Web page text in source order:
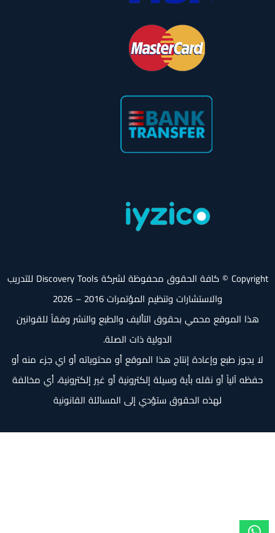
Copyright © كافة الحقوق محفوظة لشركة Discovery Tools للتدريب
والاستشارات وتنظيم المؤتمرات 2016 – 2026
هذا الموقع محمي بحقوق التأليف والطبع والنشر وفقاً للقوانين
الدولية ذات الصلة.
لا يجوز طبع وإعادة إنتاج هذا الموقع أو محتوياته أو اي جزء منه أو
حفظه آلياً أو نقله بأية وسيلة إلكترونية أو غير إلكترونية، أي مخالفة
لهذه الحقوق ستؤدي إلى المسائلة القانونية